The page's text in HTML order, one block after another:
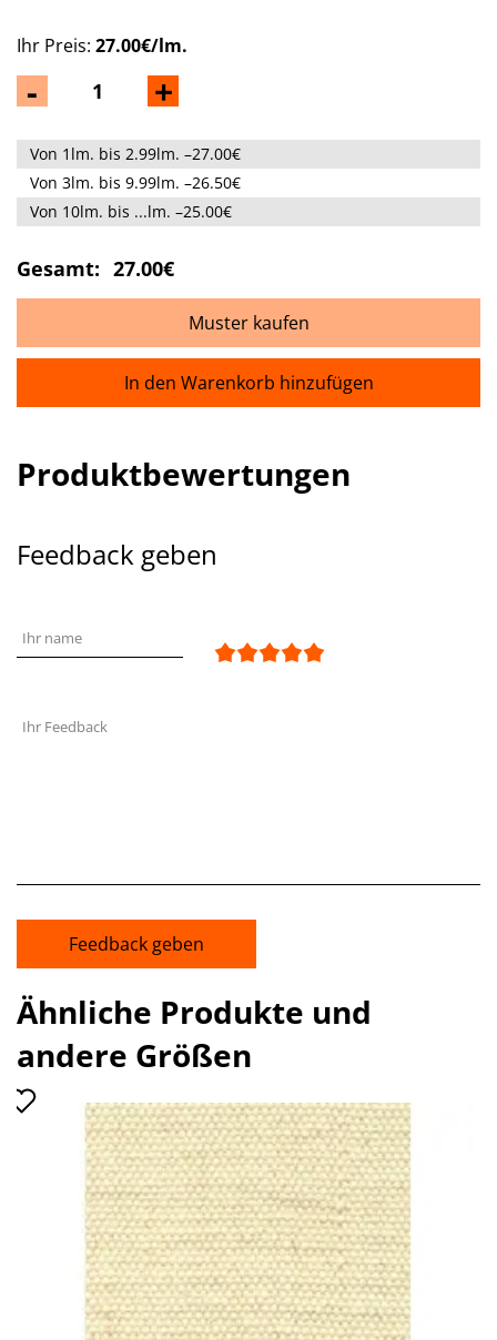
- +
Ihr Preis: 27.00€/lm.
Von 1lm. bis 2.99lm. –27.00€
Von 3lm. bis 9.99lm. –26.50€
Von 10lm. bis ...lm. –25.00€
Gesamt: 27.00€
Muster kaufen
In den Warenkorb hinzufügen
Produktbewertungen
Feedback geben
Ihr name
Ihr Feedback
Feedback geben
Ähnliche Produkte und
andere Größen